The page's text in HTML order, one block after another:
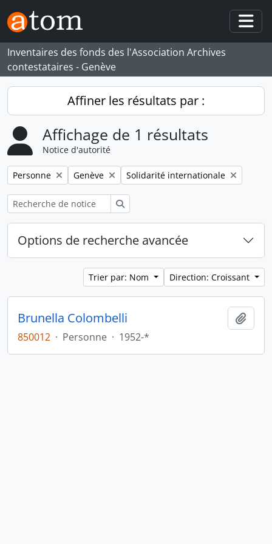
Skip to main content
Inventaires des fonds des l'Association Archives
contestataires - Genève
Affiner les résultats par :
Affichage de 1 résultats
Notice d'autorité
Remove filter:
Personne Remove filter:
Genève Remove filter:
Solidarité internationale
Options de recherche avancée
Trier par: Nom Direction: Croissant
Brunella Colombelli
850012 · Personne · 1952-*